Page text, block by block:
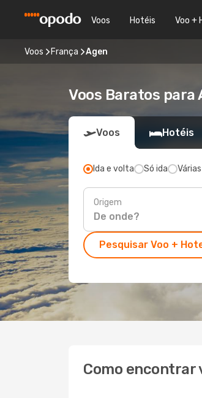
Voos Hotéis Voo +
Voos França Agen
Voos Baratos para
Voos Hotéis
Ida e volta Só ida
Origem
Pesquisar Voo +
Como encontrar